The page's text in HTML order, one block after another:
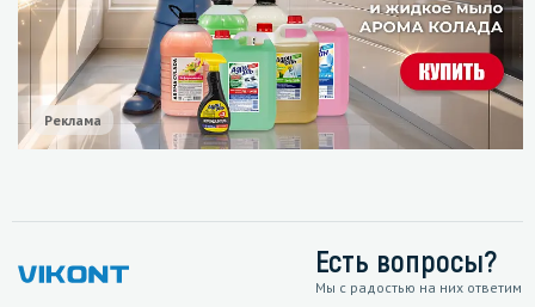
Реклама
Есть вопросы?
Мы с радостью на них ответим